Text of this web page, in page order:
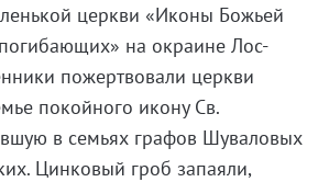
церкви «Иконы Божьей
на окраине Лос-
пожертвовали церкви
покойного икону Св.
в семьях графов Шуваловых
Цинковый гроб запаяли,